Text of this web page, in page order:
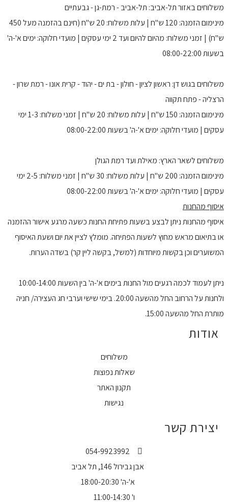
משלוחים באזור תל-אביב: תל-אביב - רמת-גן - גבעתיים
מינימום הזמנה: 120 ש"ח | עלות משלוח: 20 ש"ח (חינם בהזמנה מעל 450
ש"ח) | זמני משלוח: מהיום להיום ועד 2 ימי עסקים | מועדי חלוקה: ימים א'-ה'
בשעות 08:00-22:00
משלוחים בגוש דן: ראשון לציון - חולון - בת ים - יהוד - קרית אונו - רמת שרון -
הרצליה - פתח תקווה
מינימום הזמנה: 150 ש"ח | עלות משלוח: 20 ש"ח | זמני משלוח: 1-3 ימי
עסקים | מועדי חלוקה: ימים א'-ה' בשעות 08:00-22:00
משלוחים לשאר הארץ: מאילת ועד רמת הגולן
מינימום הזמנה: 200 ש"ח | עלות משלוח: 30 ש"ח | זמני משלוח: 2-5 ימי
עסקים | מועדי חלוקה: ימים א'-ה' בשעות 08:00-22:00
איסוף מהחנות
איסוף מהחנות ניתן לבצע בשעות פתיחת החנות כשעה מרגע אישור ההזמנה
או בתיאום מראש מחוץ לשעות הפתיחה. מומלץ לציין את יום ושעת האיסוף
המשוערים וכן בקשות מיוחדות (למשל, בקשה ליין קר) בשדה הערות.
ניתן לעמוד לכמה רגעים מול החנות בימים א'-ה' בין השעות 10:00-14:00
ולחנות על הרחוב החל מהשעה 20:00. בימי שישי וערבי חג העצירה/ חניה
מותרת החל מהשעה 15:00.
אודות
משלוחים
שאלות נפוצות
תקנון האתר
נגישות
יצירת קשר
054-9923992
אבן גבירול 146, תל אביב
א'-ה' 18:00-20:30
ו' 11:00-14:30